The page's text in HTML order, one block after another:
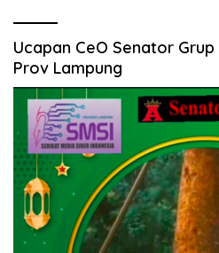
Ucapan CeO Senator
Prov Lampung